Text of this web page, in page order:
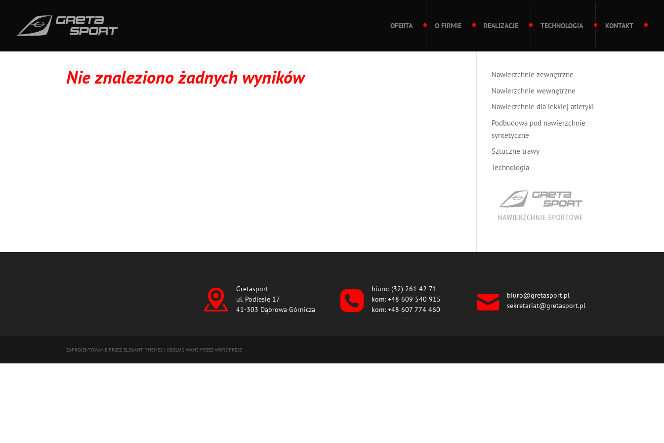
OFERTA O FIRMIE REALIZACJE TECHNOLOGIA KONTAKT
Nie znaleziono żadnych wyników
Nawierzchnie zewnętrzne
Nawierzchnie wewnętrzne
Nawierzchnie dla lekkiej atletyki
Podbudowa pod nawierzchnie
syntetyczne
Sztuczne trawy
Technologia
Gretasport
ul. Podlesie 17
41-303 Dąbrowa Górnicza
biuro: (32) 261 42 71
kom: +48 609 540 915
kom: +48 607 774 460
biuro@gretasport.pl
sekretariat@gretasport.pl
ZAPROJEKTOWANE PRZEZ ELEGANT THEMES | OBSŁUGIWANE PRZEZWORDPRESS